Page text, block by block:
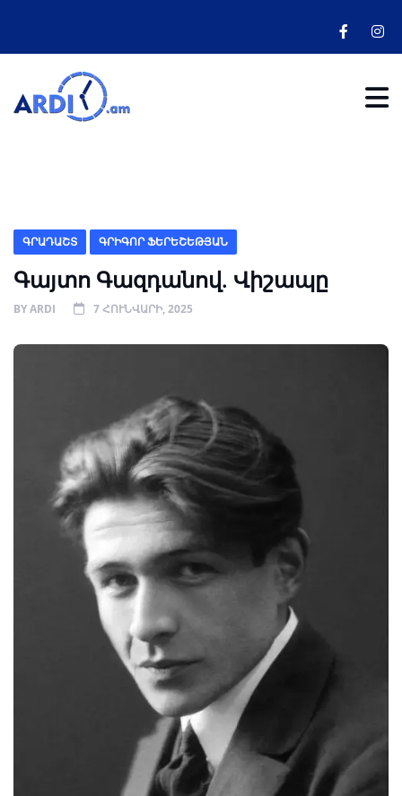
ԳՐԱԴԱՇՏ ԳՐԻԳՈՐ ՖԵՐԵՇԵԹՅԱՆ
Գայտո Գազդանով. Վիշապը
BYARDI 7 ՀՈՒՆՎԱՐԻ, 2025